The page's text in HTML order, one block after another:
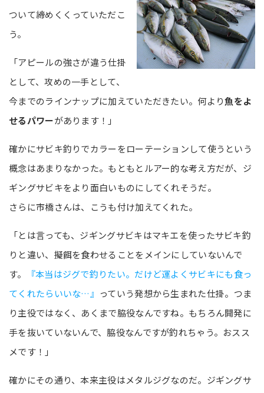
ついて締めくくっていただこ
う。
「アピールの強さが違う仕掛
として、攻めの一手として、
今までのラインナップに加えていただきたい。何より魚をよ
せるパワーがあります！」
確かにサビキ釣りでカラーをローテーションして使うという
概念はあまりなかった。もともとルアー的な考え方だが、ジ
ギングサビキをより面白いものにしてくれそうだ。
さらに市橋さんは、こうも付け加えてくれた。
「とは言っても、ジギングサビキはマキエを使ったサビキ釣
りと違い、擬餌を食わせることをメインにしていないんで
す。
『本当はジグで釣りたい。だけど運よくサビキにも食っ
てくれたらいいな…』 っていう発想から生まれた仕掛。つま
り主役ではなく、あくまで脇役なんですね。もちろん開発に
手を抜いていないんで、脇役なんですが釣れちゃう。おスス
メです！」
確かにその通り、本来主役はメタルジグなのだ。ジギングサ